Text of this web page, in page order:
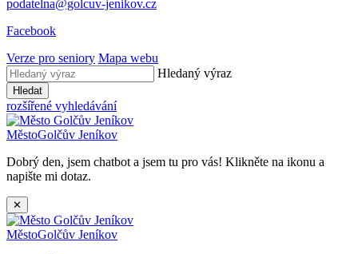
podatelna@golcuv-jenikov.cz
Facebook
Verze pro seniory Mapa webu
Hledaný výraz
Hledat
rozšířené vyhledávání
MěstoGolčův Jeníkov
Dobrý den, jsem chatbot a jsem tu pro vás! Klikněte na ikonu a
napište mi dotaz.
✕
MěstoGolčův Jeníkov